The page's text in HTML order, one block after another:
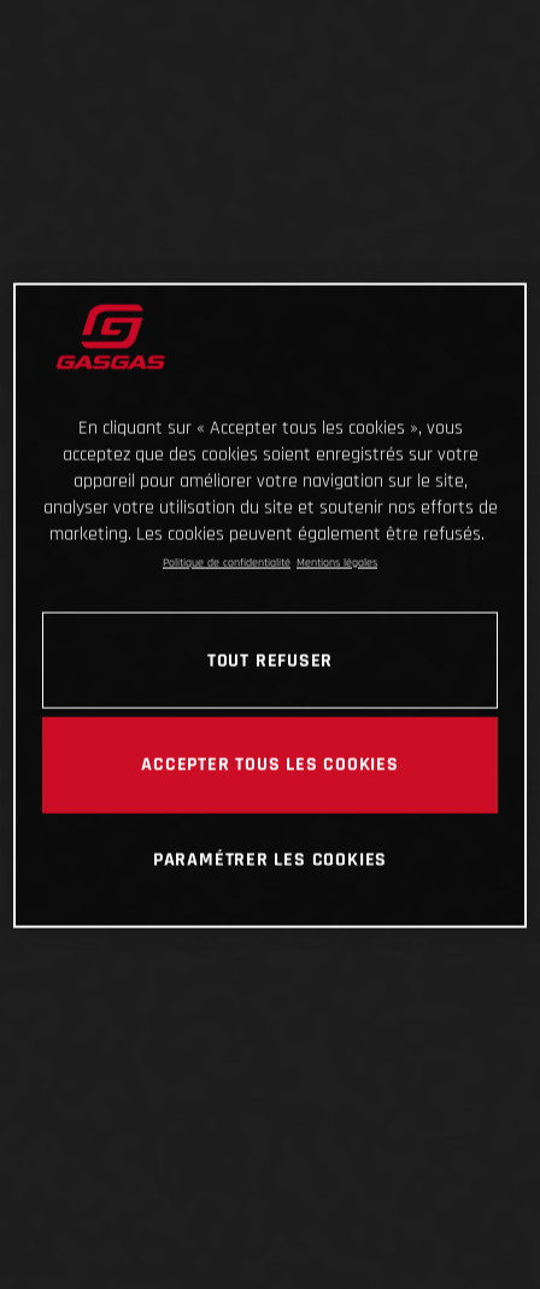
En cliquant sur « Accepter tous les cookies », vous
acceptez que des cookies soient enregistrés sur votre
appareil pour améliorer votre navigation sur le site,
analyser votre utilisation du site et soutenir nos efforts de
marketing. Les cookies peuvent également être refusés.
Politique de confidentialité Mentions légales
TOUT REFUSER
ACCEPTER TOUS LES COOKIES
PARAMÉTRER LES COOKIES